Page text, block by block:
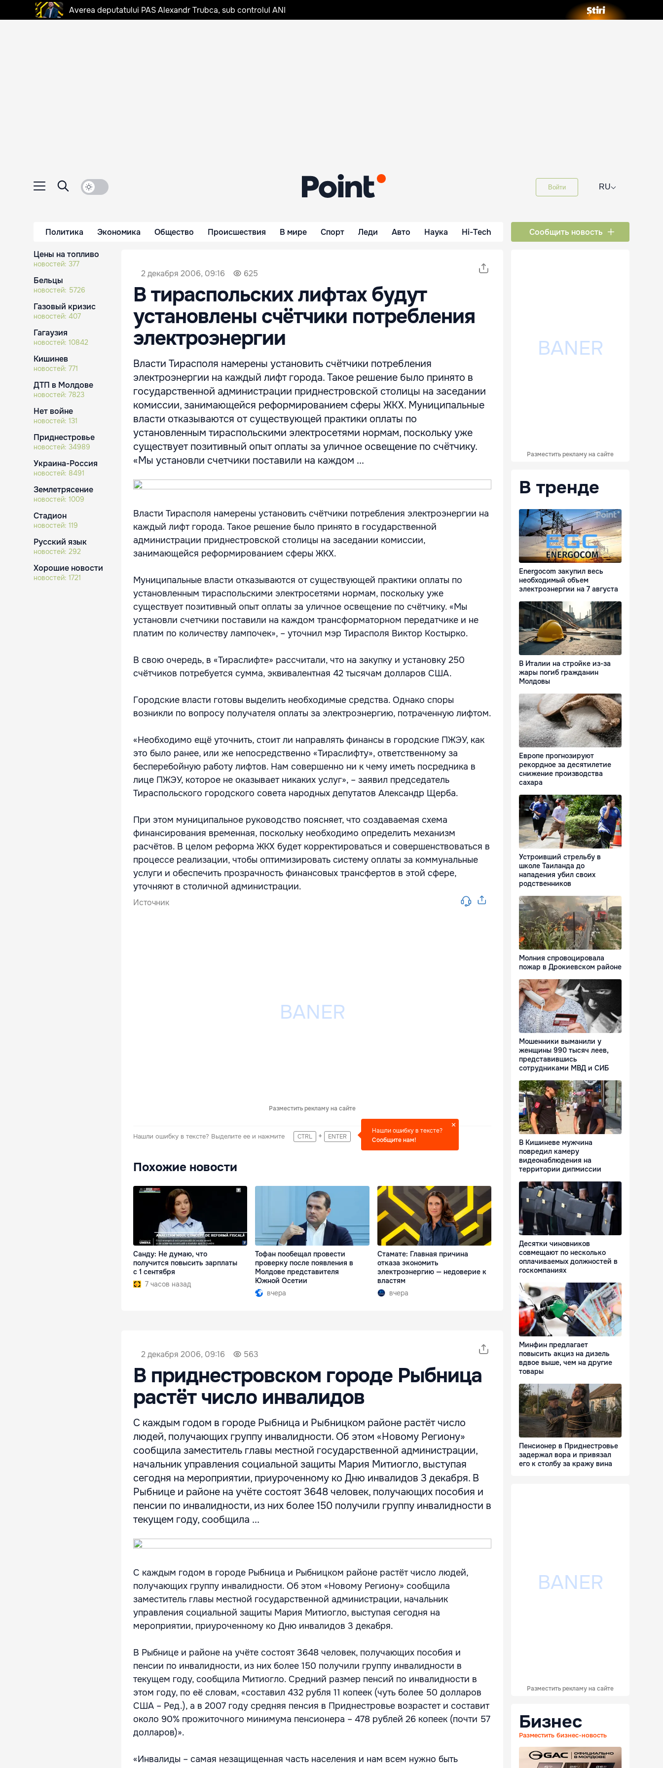
Averea deputatului PAS Alexandr Trubca, sub controlul ANI
Войти RU⌵
Политика Экономика Общество Происшествия В мире Спорт Леди Авто Наука Hi-Tech Сообщить новость
Цены на топливо
новостей: 377
Бельцы
новостей: 5726
Газовый кризис
новостей: 407
Гагаузия
новостей: 10842
Кишинев
новостей: 771
ДТП в Молдове
новостей: 7823
Нет войне
новостей: 131
Приднестровье
новостей: 34989
Украина-Россия
новостей: 8491
Землетрясение
новостей: 1009
Стадион
новостей: 119
Русский язык
новостей: 292
Хорошие новости
новостей: 1721
2 декабря 2006, 09:16 625
В тираспольских лифтах будут
установлены счётчики потребления
электроэнергии
Власти Тирасполя намерены установить счётчики потребления
электроэнергии на каждый лифт города. Такое решение было принято в
государственной администрации приднестровской столицы на заседании
комиссии, занимающейся реформированием сферы ЖКХ. Муниципальные
власти отказываются от существующей практики оплаты по
установленным тираспольскими электросетями нормам, поскольку уже
существует позитивный опыт оплаты за уличное освещение по счётчику.
«Мы установли счетчики поставили на каждом ...
Власти Тирасполя намерены установить счётчики потребления электроэнергии на
каждый лифт города. Такое решение было принято в государственной
администрации приднестровской столицы на заседании комиссии,
занимающейся реформированием сферы ЖКХ.
Муниципальные власти отказываются от существующей практики оплаты по
установленным тираспольскими электросетями нормам, поскольку уже
существует позитивный опыт оплаты за уличное освещение по счётчику. «Мы
установли счетчики поставили на каждом трансформаторном передатчике и не
платим по количеству лампочек», – уточнил мэр Тирасполя Виктор Костырко.
В свою очередь, в «Тираслифте» рассчитали, что на закупку и установку 250
счётчиков потребуется сумма, эквивалентная 42 тысячам долларов США.
Городские власти готовы выделить необходимые средства. Однако споры
возникли по вопросу получателя оплаты за электроэнергию, потраченную лифтом.
«Необходимо ещё уточнить, стоит ли направлять финансы в городские ПЖЭУ, как
это было ранее, или же непосредственно «Тираслифту», ответственному за
бесперебойную работу лифтов. Нам совершенно ни к чему иметь посредника в
лице ПЖЭУ, которое не оказывает никаких услуг», – заявил председатель
Тираспольского городского совета народных депутатов Александр Щерба.
При этом муниципальное руководство поясняет, что создаваемая схема
финансирования временная, поскольку необходимо определить механизм
расчётов. В целом реформа ЖКХ будет корректироваться и совершенствоваться в
процессе реализации, чтобы оптимизировать систему оплаты за коммунальные
услуги и обеспечить прозрачность финансовых трансфертов в этой сфере,
уточняют в столичной администрации.
Источник
Разместить рекламу на сайте
Нашли ошибку в тексте? Выделите ее и нажмите CTRL + ENTER
Нашли ошибку в тексте?
Сообщите нам!
Похожие новости
Санду: Не думаю, что
получится повысить зарплаты
с 1 сентября
7 часов назад
Тофан пообещал провести
проверку после появления в
Молдове представителя
Южной Осетии
вчера
Стамате: Главная причина
отказа экономить
электроэнергию — недоверие к
властям
вчера
2 декабря 2006, 09:16 563
В приднестровском городе Рыбница
растёт число инвалидов
С каждым годом в городе Рыбница и Рыбницком районе растёт число
людей, получающих группу инвалидности. Об этом «Новому Региону»
сообщила заместитель главы местной государственной администрации,
начальник управления социальной защиты Мария Митиогло, выступая
сегодня на мероприятии, приуроченному ко Дню инвалидов 3 декабря. В
Рыбнице и районе на учёте состоят 3648 человек, получающих пособия и
пенсии по инвалидности, из них более 150 получили группу инвалидности в
текущем году, сообщила ...
С каждым годом в городе Рыбница и Рыбницком районе растёт число людей,
получающих группу инвалидности. Об этом «Новому Региону» сообщила
заместитель главы местной государственной администрации, начальник
управления социальной защиты Мария Митиогло, выступая сегодня на
мероприятии, приуроченному ко Дню инвалидов 3 декабря.
В Рыбнице и районе на учёте состоят 3648 человек, получающих пособия и
пенсии по инвалидности, из них более 150 получили группу инвалидности в
текущем году, сообщила Митиогло. Средний размер пенсий по инвалидности в
этом году, по её словам, «составил 432 рубля 11 копеек (чуть более 50 долларов
США – Ред.), а в 2007 году средняя пенсия в Приднестровье возрастет и составит
около 90% прожиточного минимума пенсионера – 478 рублей 26 копеек (почти 57
долларов)».
«Инвалиды – самая незащищенная часть населения и нам всем нужно быть
Разместить рекламу на сайте
В тренде
Energocom закупил весь
необходимый объем
электроэнергии на 7 августа
В Италии на стройке из-за
жары погиб гражданин
Молдовы
Европе прогнозируют
рекордное за десятилетие
снижение производства
сахара
Устроивший стрельбу в
школе Таиланда до
нападения убил своих
родственников
Молния спровоцировала
пожар в Дрокиевском районе
Мошенники выманили у
женщины 990 тысяч леев,
представившись
сотрудниками МВД и СИБ
В Кишиневе мужчина
повредил камеру
видеонаблюдения на
территории дипмиссии
Десятки чиновников
совмещают по несколько
оплачиваемых должностей в
госкомпаниях
Минфин предлагает
повысить акциз на дизель
вдвое выше, чем на другие
товары
Пенсионер в Приднестровье
задержал вора и привязал
его к столбу за кражу вина
Разместить рекламу на сайте
Бизнес
Разместить бизнес-новость